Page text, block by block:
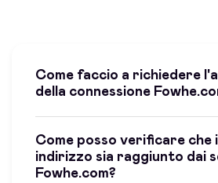
Come faccio a richiedere
della connessione
Come posso verificare che
indirizzo sia raggiunto dai
Fowhe.com?